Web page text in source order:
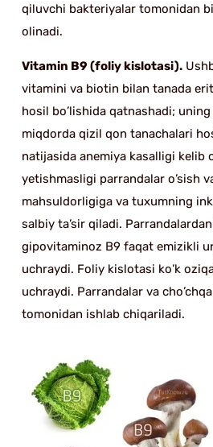
qiluvchi bakteriyalar tomonidan
olinadi.
Vitamin B9 (foliy kislotasi).
vitamini va biotin bilan tanada
hosil bo’lishida qatnashadi;
miqdorda qizil qon tanachalari
natijasida anemiya kasalligi kelib
yetishmasligi parrandalar o’sish
mahsuldorligiga va tuxumning
salbiy ta’sir qiladi.
gipovitaminoz B9 faqat emizikli
uchraydi. Foliy kislotasi ko’k
uchraydi. Parrandalar va
tomonidan ishlab chiqariladi.